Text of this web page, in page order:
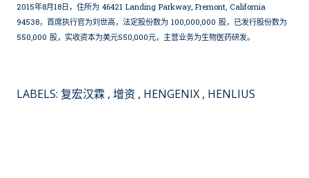
2015年8月18日，住所为 46421 Landing Parkway, Fremont, California
94538，首席执行官为刘世高，法定股份数为 100,000,000 股，已发行股份数为
550,000 股，实收资本为美元550,000元，主营业务为生物医药研发。
LABELS: 复宏汉霖 增资 HENGENIX HENLIUS